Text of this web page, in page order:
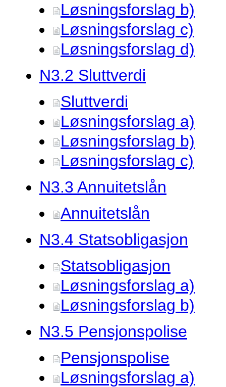
Løsningsforslag b)
Løsningsforslag c)
Løsningsforslag d)
N3.2 Sluttverdi
Sluttverdi
Løsningsforslag a)
Løsningsforslag b)
Løsningsforslag c)
N3.3 Annuitetslån
Annuitetslån
N3.4 Statsobligasjon
Statsobligasjon
Løsningsforslag a)
Løsningsforslag b)
N3.5 Pensjonspolise
Pensjonspolise
Løsningsforslag a)